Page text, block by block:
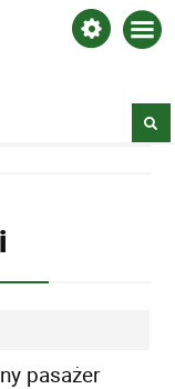
pasażer